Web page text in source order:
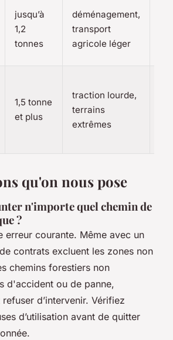
jusqu’à
1,2
tonnes
déménagement,
transport
agricole léger
1,5 tonne
et plus
traction lourde,
terrains
extrêmes
qu'on nous pose
n'importe quel chemin de
?
erreur courante. Même avec un
contrats excluent les zones non
chemins forestiers non
d'accident ou de panne,
refuser d’intervenir. Vérifiez
d’utilisation avant de quitter